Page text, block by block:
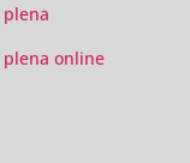
plena online